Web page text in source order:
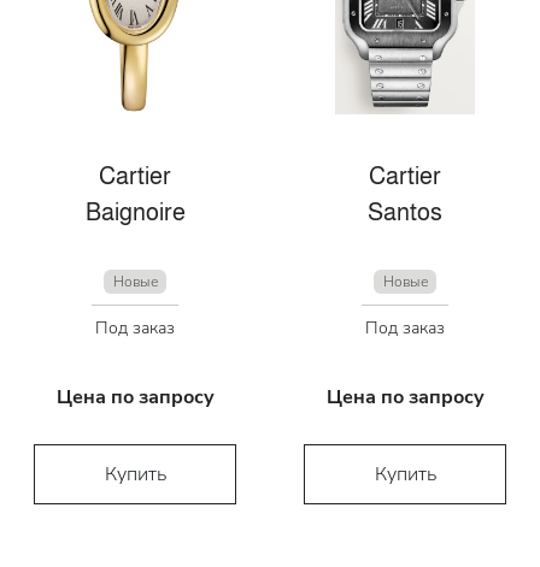
Cartier
Baignoire
Новые
Под заказ
Цена по запросу
Купить
Cartier
Santos
Новые
Под заказ
Цена по запросу
Купить